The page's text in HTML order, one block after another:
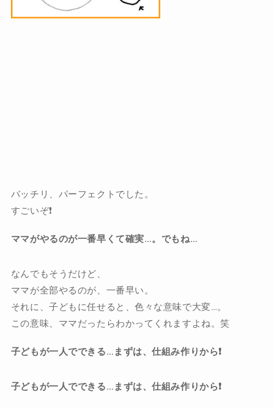
バッチリ、パーフェクトでした。
すごいぞ❗️
ママがやるのが一番早くて確実…。でもね…
なんでもそうだけど、
ママが全部やるのが、一番早い。
それに、子どもに任せると、色々な意味で大変…。
この意味、ママだったらわかってくれますよね。笑
子どもが一人でできる…まずは、仕組み作りから❗️
子どもが一人でできる…まずは、仕組み作りから❗️